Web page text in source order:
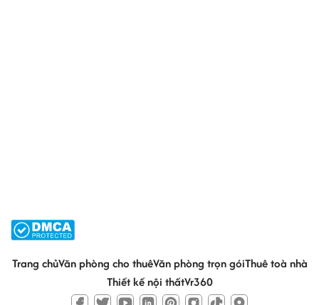
Trang chủVăn phòng cho thuêVăn phòng trọn góiThuê toà nhà
Thiết kế nội thấtVr360